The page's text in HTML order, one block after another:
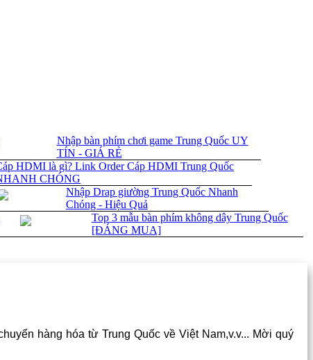
Nhập bàn phím chơi game Trung Quốc UY
TÍN - GIÁ RẺ
HDMI là gì? Link Order Cáp HDMI Trung Quốc
CHÓNG
Nhập Drap giường Trung Quốc Nhanh
Chóng - Hiệu Quả
Top 3 mẫu bàn phím không dây Trung Quốc
[ĐÁNG MUA]
hàng hóa từ Trung Quốc về Việt Nam,v.v... Mời quý